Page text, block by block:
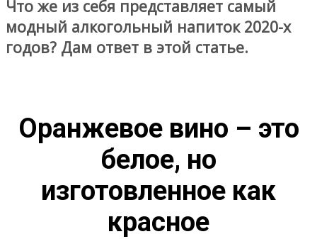
Что же из себя представляет самый
модный алкогольный напиток 2020-х
годов? Дам ответ в этой статье.
Оранжевое вино – это
белое, но
изготовленное как
красное